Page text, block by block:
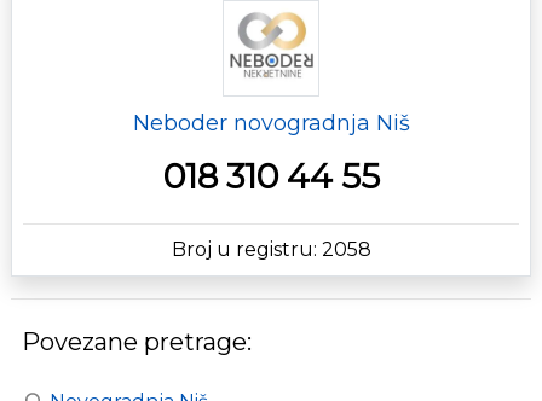
Neboder novogradnja Niš
018 310 44 55
Broj u registru: 2058
Povezane pretrage: